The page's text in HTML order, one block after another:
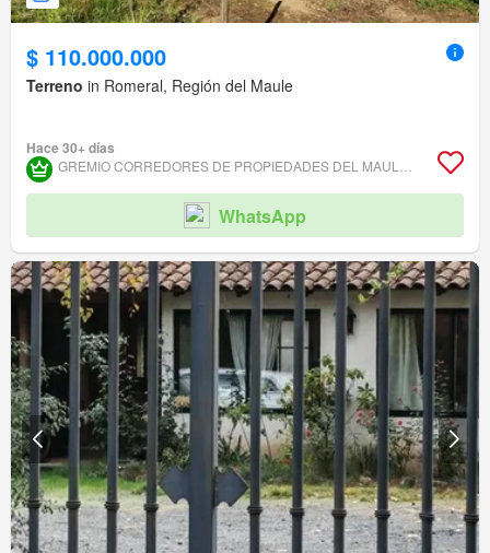
$ 110.000.000
Terreno in Romeral, Región del Maule
Hace 30+ días
WhatsApp